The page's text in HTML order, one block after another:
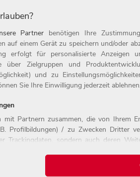
vorbehalten.
Partner benötigen Ihre
auf einem Gerät zu speichern und/oder
erfolgt für personalisierte Anzeigen
über Zielgruppen und
und zu
Sie Ihre Einwilligung jederzeit
mit Partnern zusammen, die von Ihrem
Profilbildungen) / zu Zwecken Dritter
Trackingdaten, sondern auch deren
handelt es sich um die folgenden